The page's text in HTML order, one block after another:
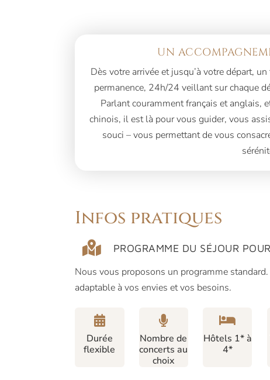
UN
Dès votre arrivée et jusqu’à votre départ,
permanence, 24h/24 veillant sur chaque
Parlant couramment français et anglais,
chinois, il est là pour vous guider, vous
souci – vous permettant de vous
Infos pratiques
PROGRAMME DU SÉJOUR
Nous vous proposons un programme
adaptable à vos envies et vos besoins.
Durée
flexible
Nombre de
concerts au
choix
Hôtels 1* à
4*